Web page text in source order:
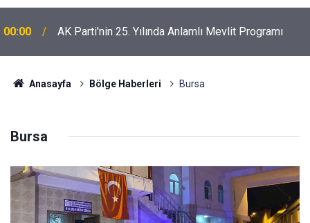
00:00 AK Parti'nin 25. Yılında Anlamlı Mevlit Programı
Anasayfa Bölge Haberleri Bursa
Bursa